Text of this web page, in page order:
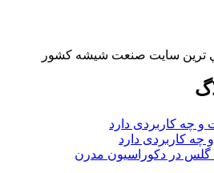
چه کاربردی دارد
کاربردی دارد
گلس در دکوراسیون مدرن